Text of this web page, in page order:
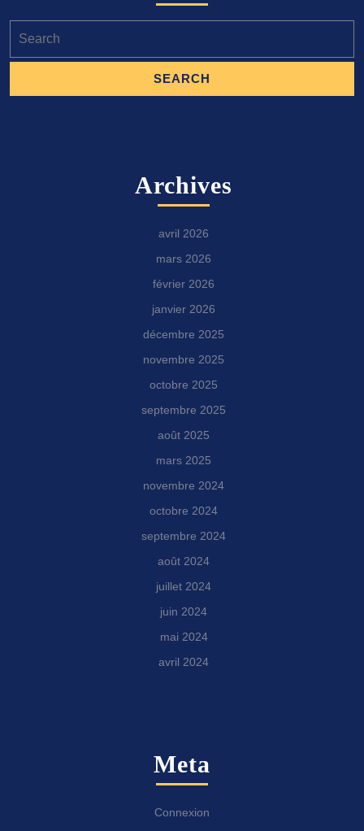
for:
Archives
avril 2026
mars 2026
février 2026
janvier 2026
décembre 2025
novembre 2025
octobre 2025
septembre 2025
août 2025
mars 2025
novembre 2024
octobre 2024
septembre 2024
août 2024
juillet 2024
juin 2024
mai 2024
avril 2024
Meta
Connexion